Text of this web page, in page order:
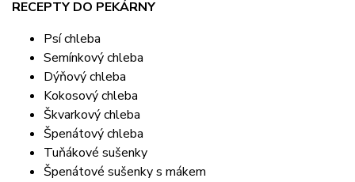
RECEPTY DO PEKÁRNY
Psí chleba
Semínkový chleba
Dýňový chleba
Kokosový chleba
Škvarkový chleba
Špenátový chleba
Tuňákové sušenky
Špenátové sušenky s mákem